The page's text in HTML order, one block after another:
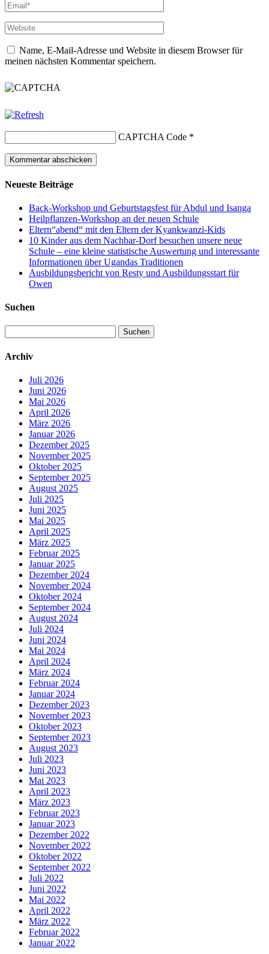
Name, E-Mail-Adresse und Website in diesem Browser für
meinen nächsten Kommentar speichern.
CAPTCHA Code *
Neueste Beiträge
Back-Workshop und Geburtstagsfest für Abdul und Isanga
Heilpflanzen-Workshop an der neuen Schule
Eltern“abend“ mit den Eltern der Kyankwanzi-Kids
10 Kinder aus dem Nachbar-Dorf besuchen unsere neue
Schule – eine kleine statistische Auswertung und interessante
Informationen über Ugandas Traditionen
Ausbildungsbericht von Resty und Ausbildungsstart für
Owen
Suchen
nach:
Archiv
Juli 2026
Juni 2026
Mai 2026
April 2026
März 2026
Januar 2026
Dezember 2025
November 2025
Oktober 2025
September 2025
August 2025
Juli 2025
Juni 2025
Mai 2025
April 2025
März 2025
Februar 2025
Januar 2025
Dezember 2024
November 2024
Oktober 2024
September 2024
August 2024
Juli 2024
Juni 2024
Mai 2024
April 2024
März 2024
Februar 2024
Januar 2024
Dezember 2023
November 2023
Oktober 2023
September 2023
August 2023
Juli 2023
Juni 2023
Mai 2023
April 2023
März 2023
Februar 2023
Januar 2023
Dezember 2022
November 2022
Oktober 2022
September 2022
Juli 2022
Juni 2022
Mai 2022
April 2022
März 2022
Februar 2022
Januar 2022